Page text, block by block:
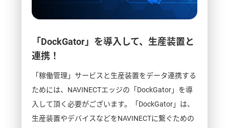
「DockGator」を導入して、生産装置と
連携！
「稼働管理」サービスと生産装置をデータ連携する
ためには、NAVINECTエッジの「DockGator」を導
入して頂く必要がございます。「DockGator」は、
生産装置やデバイスなどをNAVINECTに繋ぐための